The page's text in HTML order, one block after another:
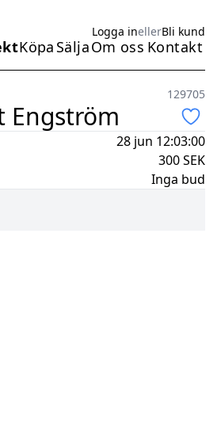
Logga inellerBli kund
Köpa SäljaOm oss Kontakt
129705
Engström
28 jun 12:03:00
300SEK
Inga bud